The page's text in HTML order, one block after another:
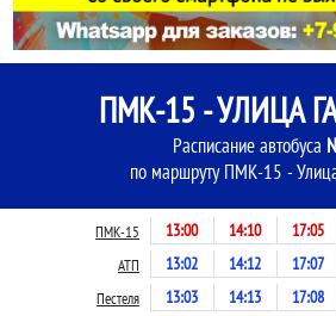
ПМК-15 - УЛИЦА
Расписание автобуса
по маршруту ПМК-15 -
ПМК-15 13:00 14:10 17:05
АТП 13:02 14:12 17:07
Пестеля 13:03 14:13 17:08